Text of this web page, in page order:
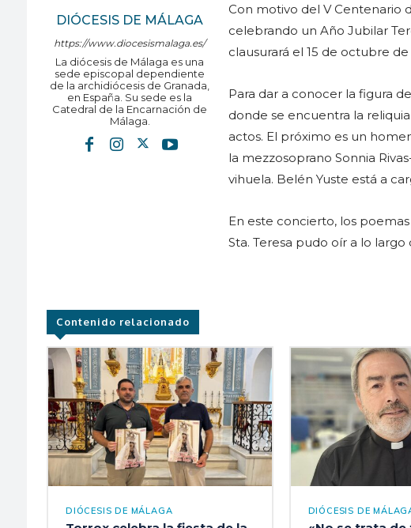
DIÓCESIS DE MÁLAGA
https://www.diocesismalaga.es/
La diócesis de Málaga es una
sede episcopal dependiente
de la archidiócesis de Granada,
en España. Su sede es la
Catedral de la Encarnación de
Málaga.
Con motivo del V Centenario
celebrando un Año Jubilar
clausurará el 15 de octubre de
Para dar a conocer la figura
donde se encuentra la
actos. El próximo es un
la mezzosoprano Sonnia
vihuela. Belén Yuste está a
En este concierto, los
Sta. Teresa pudo oír a lo largo
Contenido relacionado
DIÓCESIS DE MÁLAGA DIÓCESIS DE